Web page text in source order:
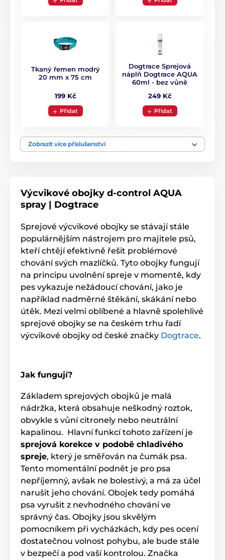
Pro velké psy
Tkaný řemen modrý
20 mm x 75 cm
199 Kč
Přidat
Dogtrace Sprejová
náplň Dogtrace AQUA
60ml - bez vůně
249 Kč
Přidat
Zobrazit více příslušenství
Výcvikové obojky d-control AQUA
spray | Dogtrace
Sprejové výcvikové obojky se stávají stále
populárnějším nástrojem pro majitele psů,
kteří chtějí efektivně řešit problémové
chování svých mazlíčků. Tyto obojky fungují
na principu uvolnění spreje v momentě, kdy
pes vykazuje nežádoucí chování, jako je
například nadměrné štěkání, skákání nebo
útěk. Mezi velmi oblíbené a hlavně spolehlivé
sprejové obojky se na českém trhu řadí
výcvikové obojky od české značky Dogtrace.
Jak fungují?
Základem sprejových obojků je malá
nádržka, která obsahuje neškodný roztok,
obvykle s vůní citronely nebo neutrální
kapalinou. Hlavní funkcí tohoto zařízení je
sprejová korekce v podobě chladivého
spreje, který je směřován na čumák psa.
Tento momentální podnět je pro psa
nepříjemný, avšak ne bolestivý, a má za účel
narušit jeho chování. Obojek tedy pomáhá
psa vyrušit z nevhodného chování ve
správný čas. Obojky jsou skvělým
pomocníkem při vycházkách, kdy pes ocení
dostatečnou volnost pohybu, ale bude stále
v bezpečí a pod vaší kontrolou. Značka